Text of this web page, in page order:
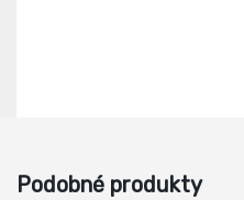
Podobné produkty